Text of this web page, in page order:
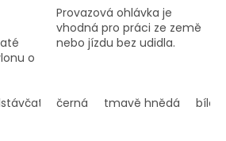
o
Provazová ohlávka je
vhodná pro práci ze země
nebo jízdu bez udidla.
černá tmavě hnědá bílá